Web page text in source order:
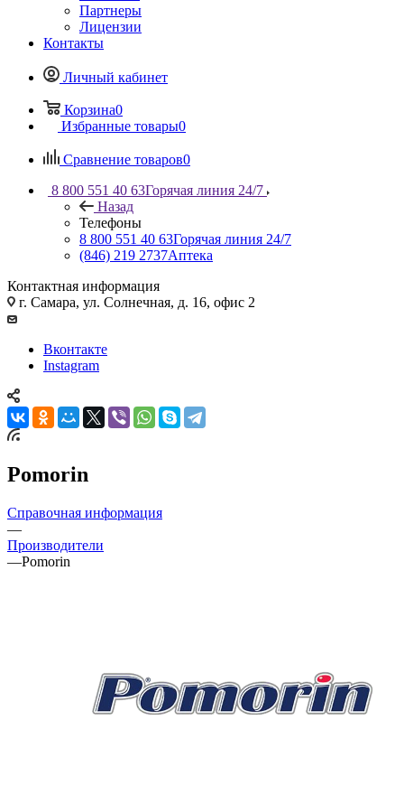
Партнеры
Лицензии
Контакты
Личный кабинет
Корзина0
Избранные товары0
Сравнение товаров0
8 800 551 40 63Горячая линия 24/7
Назад
Телефоны
8 800 551 40 63Горячая линия 24/7
(846) 219 2737Аптека
Контактная информация
г. Самара, ул. Солнечная, д. 16, офис 2
Вконтакте
Instagram
Pomorin
Справочная информация
—
Производители
—Pomorin